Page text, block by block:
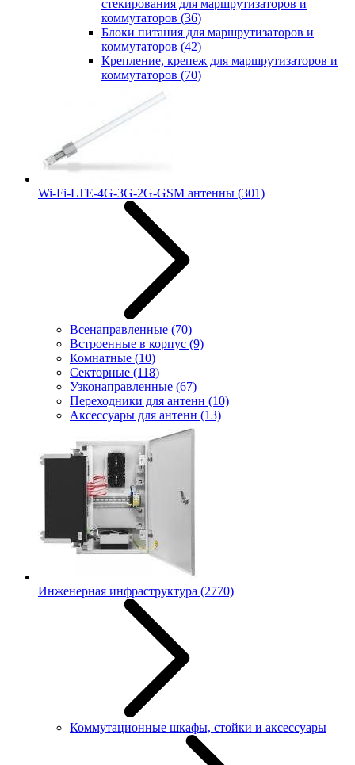
стекирования для маршрутизаторов и
коммутаторов (36)
Блоки питания для маршрутизаторов и
коммутаторов (42)
Крепление, крепеж для маршрутизаторов и
коммутаторов (70)
Wi-Fi-LTE-4G-3G-2G-GSM антенны (301)
Всенаправленные (70)
Встроенные в корпус (9)
Комнатные (10)
Секторные (118)
Узконаправленные (67)
Переходники для антенн (10)
Аксессуары для антенн (13)
Инженерная инфраструктура (2770)
Коммутационные шкафы, стойки и аксессуары